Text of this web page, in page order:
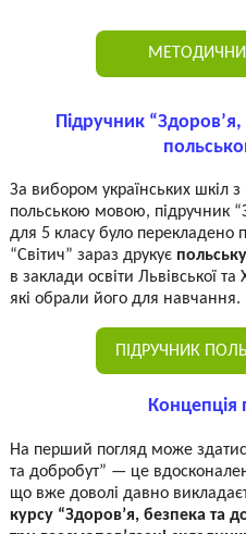
Підручник
За вибором українських шкіл
польською мовою, підручник
для 5 класу було перекладено
“Світич” зараз друкує
в заклади освіти Львівської
які обрали його для навчання.
ПІДРУЧНИК
Концепція
На перший погляд може
та добробут” — це
що вже доволі давно
курсу “Здоров’я, безпека та